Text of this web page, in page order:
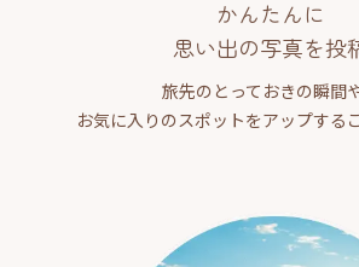
かんたんに
思い出の写真を投
旅先のとっておきの瞬間や
お気に入りのスポットをアップする